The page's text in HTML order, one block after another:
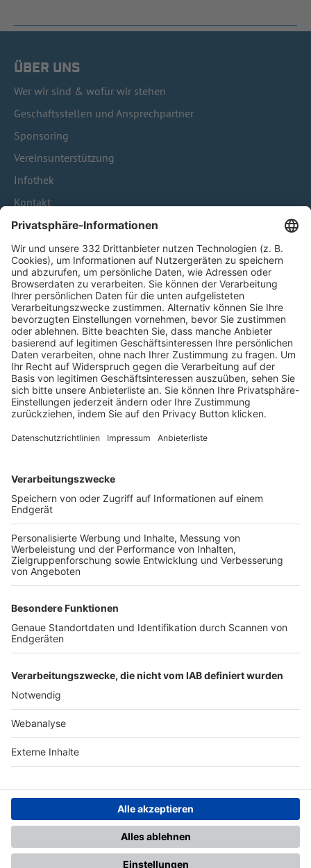
ÜBER UNS
Wer wir sind & wofür wir stehen
Geschäftsstellen und Ansprechpartner
Sponsoring
Vereinsunterstützung
Infothek
Kontakt
HÄUFIG BESUCHTE SEITEN
Pässe und Vereinswechsel
Trainerausbildung
Schulungsangebot Vereinsmitarbeiter
BFV-Geschäftsstellen
Trainerbörse
Login SpielPlus
FOLGE DEM BFV
TOP-VEREINE
TOP-PARTNER
Nutzungsbedingungen Datenschutz Impressum